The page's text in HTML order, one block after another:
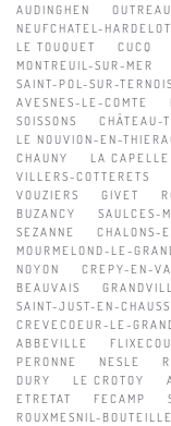
AUDINGHEN
OUTREAU
NEUFCHATEL-HARDELOT
LE TOUQUET
CUCQ
MONTREUIL-SUR-MER
SAINT-POL-SUR-
AVESNES-LE-COMTE
SOISSONS
CHÂTEAU-
LE NOUVION-EN-
CHAUNY
LA CAPELLE
VILLERS-COTTERETS
VOUZIERS
GIVET
BUZANCY
SAULCES-
SEZANNE
CHALONS-
MOURMELOND-LE-
NOYON
CREPY-EN-
BEAUVAIS
SAINT-JUST-EN-
CREVECOEUR-LE-
ABBEVILLE
PERONNE
NESLE
DURY
LE CROTOY
ETRETAT
FECAMP
ROUXMESNIL-